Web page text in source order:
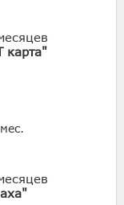
карта"